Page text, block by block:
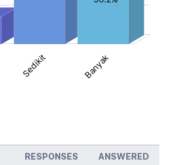
Tidak sama sekali Banyak
Sedikit
RESPONSES ANSWERED